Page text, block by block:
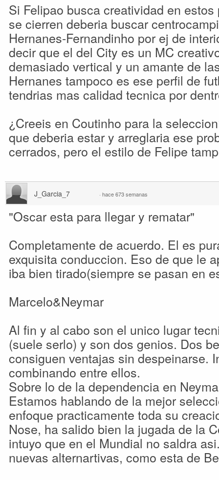
Si Felipao busca creatividad en
se cierren deberia buscar
Hernanes-Fernandinho por ej de
decir que el del City es un MC
demasiado vertical y un amante de
Hernanes tampoco es ese perfil de
tendrias mas calidad tecnica por
¿Creeis en Coutinho para la
que deberia estar y arreglaria ese
cerrados, pero el estilo de Felipe
J_Garcia_7 · hace 673 semanas
"Oscar esta para llegar y rematar"
Completamente de acuerdo. El es
exquisita conduccion. Eso de que le
iba bien tirado(siempre se pasan en
Marcelo&Neymar
Al fin y al cabo son el unico lugar
(suele serlo) y son dos genios. Dos
consiguen ventajas sin despeinarse.
combinando entre ellos.
Sobre lo de la dependencia en
Estamos hablando de la mejor
enfoque practicamente toda su
Nose, ha salido bien la jugada de la
intuyo que en el Mundial no saldra
nuevas alternartivas, como esta de